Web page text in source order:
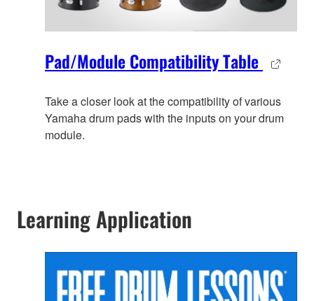
Pad/Module Compatibility Table
Take a closer look at the compatibility of various
Yamaha drum pads with the inputs on your drum
module.
Learning Application